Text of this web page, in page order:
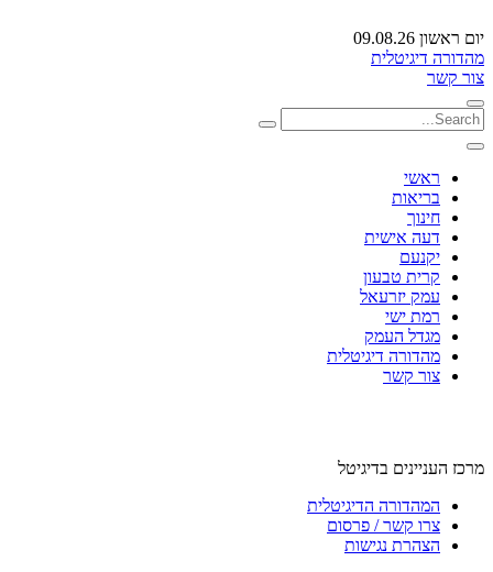
יום ראשון 09.08.26
מהדורה דיגיטלית
צור קשר
ראשי
בריאות
חינוך
דעה אישית
יקנעם
קרית טבעון
עמק יזרעאל
רמת ישי
מגדל העמק
מהדורה דיגיטלית
צור קשר
מרכז העניינים בדיגיטל
המהדורה הדיגיטלית
צרו קשר / פרסום
הצהרת נגישות